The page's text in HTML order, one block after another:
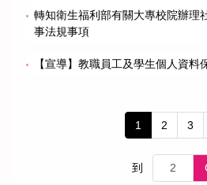
轉知衛生福利部有關大專校院辦理
事法規事項
【宣導】教職員工及學生個人資料
1 2 3
到